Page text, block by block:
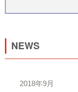
NEWS
2018年9月